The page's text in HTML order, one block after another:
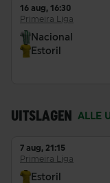
16 aug, 16:30
Primeira Liga
Nacional
Estoril
UITSLAGEN ALLE
7 aug, 21:15
Primeira Liga
Estoril